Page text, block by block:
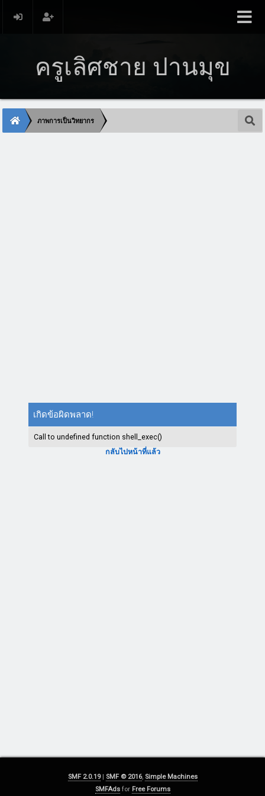
ครูเลิศชาย ปานมุข
ภาพการเป็นวิทยากร
เกิดข้อผิดพลาด!
Call to undefined function shell_exec()
กลับไปหน้าที่แล้ว
SMF 2.0.19| SMF © 2016, Simple Machines
SMFAdsfor Free Forums